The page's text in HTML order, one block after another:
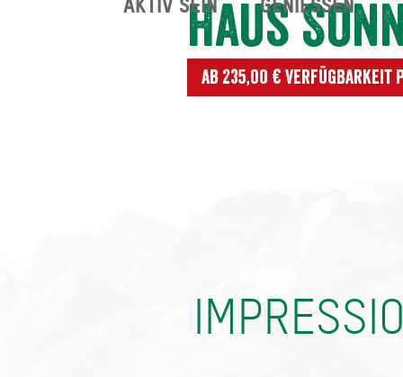
Haus
Ab 235,00 €
AKTIV SEIN GENIESSEN